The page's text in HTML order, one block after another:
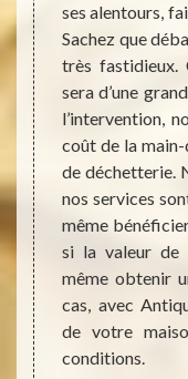
à
Dans
de
plus
de
la
vous
que
ses alentours,
Sachez que
très fastidieux.
sera d’une
l’intervention,
coût de la
de déchetterie.
nos services
même
si la valeur de
même obtenir
cas, avec
de votre
conditions.